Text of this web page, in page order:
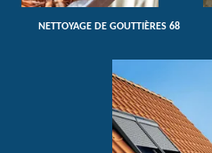
NETTOYAGE DE GOUTTIÈRES 68